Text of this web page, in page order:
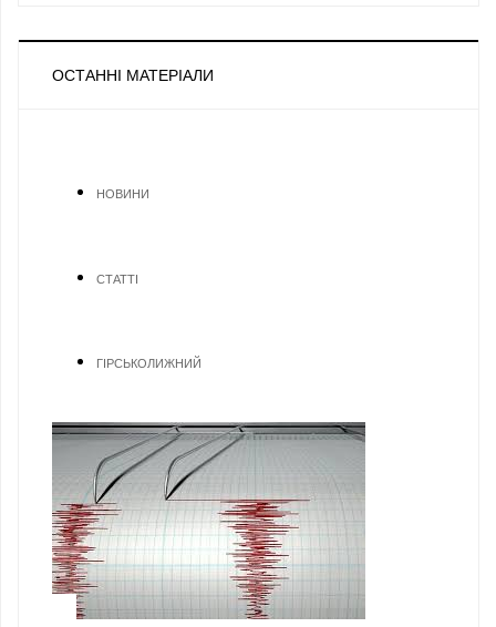
ОСТАННІ МАТЕРІАЛИ
НОВИНИ
СТАТТІ
ГІРСЬКОЛИЖНИЙ